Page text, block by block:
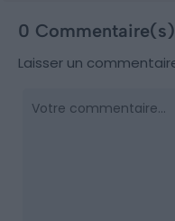
0 Commentaire(s)
Laisser un